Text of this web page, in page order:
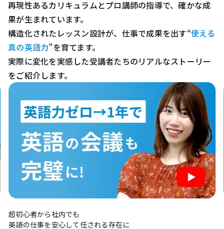
再現性あるカリキュラムとプロ講師の指導で、確かな成
果が生まれています。
構造化されたレッスン設計が、仕事で成果を出す“使える
真の英語力”を育てます。
実際に変化を実感した受講者たちのリアルなストーリー
をご紹介します。
超初心者から社内でも
英語の仕事を安心して任される存在に